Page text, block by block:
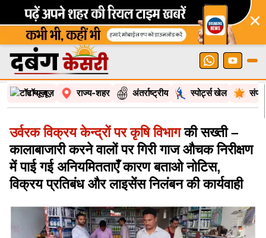
×
टॉप न्यूज़ राज्य-शहर अंतर्राष्ट्रीय स्पोर्ट्स खेल
उर्वरक विक्रय केन्द्रों पर कृषि विभागकी सख्ती –
कालाबाजारी करने वालों पर गिरी गाज औचक निरीक्षण
में पाई गई अनियमितताएँ कारण बताओ नोटिस,
विक्रय प्रतिबंध और लाइसेंस निलंबन की कार्यवाही